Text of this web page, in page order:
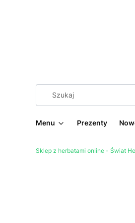
Menu Prezenty
Sklep z herbatami online - Świat